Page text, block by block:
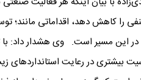
را کاهش دهد، اقداماتی مانند؛
این مسیر است. وی هشدار داد: با
بیشتری در رعایت